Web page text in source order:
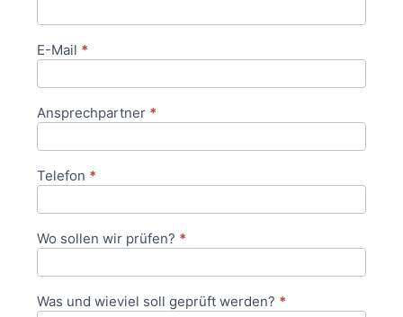
E-Mail *
Ansprechpartner *
Telefon *
Wo sollen wir prüfen? *
Was und wieviel soll geprüft werden? *